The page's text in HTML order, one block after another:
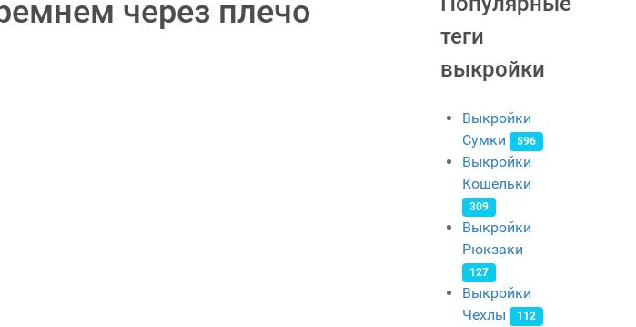
через плечо
теги
выкройки
Выкройки
Сумки
596
Выкройки
Кошельки
309
Выкройки
Рюкзаки
127
Выкройки
Чехлы
112